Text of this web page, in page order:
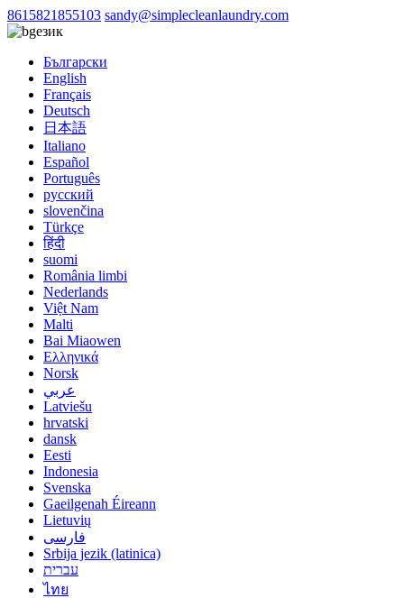
8615821855103 sandy@simplecleanlaundry.com
език
Български
English
Français
Deutsch
日本語
Italiano
Español
Português
русский
slovenčina
Türkçe
हिंदी
suomi
România limbi
Nederlands
Việt Nam
Malti
Bai Miaowen
Ελληνικά
Norsk
عربي
Latviešu
hrvatski
dansk
Eesti
Indonesia
Svenska
Gaeilgenah Éireann
Lietuvių
فارسی
Srbija jezik (latinica)
עברית
ไทย